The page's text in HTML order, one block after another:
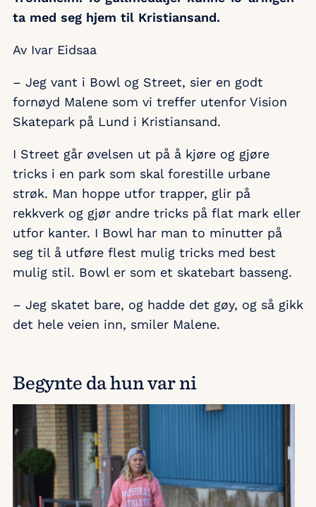
ta med seg hjem til Kristiansand.
Av Ivar Eidsaa
– Jeg vant i Bowl og Street, sier en godt
fornøyd Malene som vi treffer utenfor Vision
Skatepark på Lund i Kristiansand.
I Street går øvelsen ut på å kjøre og gjøre
tricks i en park som skal forestille urbane
strøk. Man hoppe utfor trapper, glir på
rekkverk og gjør andre tricks på flat mark eller
utfor kanter. I Bowl har man to minutter på
seg til å utføre flest mulig tricks med best
mulig stil. Bowl er som et skatebart basseng.
– Jeg skatet bare, og hadde det gøy, og så gikk
det hele veien inn, smiler Malene.
Begynte da hun var ni